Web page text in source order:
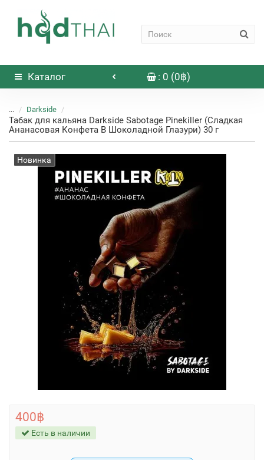
Каталог : 0 (0฿)
... Darkside
Табак для кальяна Darkside Sabotage Pinekiller (Сладкая
Ананасовая Конфета В Шоколадной Глазури) 30 г
Новинка
400฿
Есть в наличии